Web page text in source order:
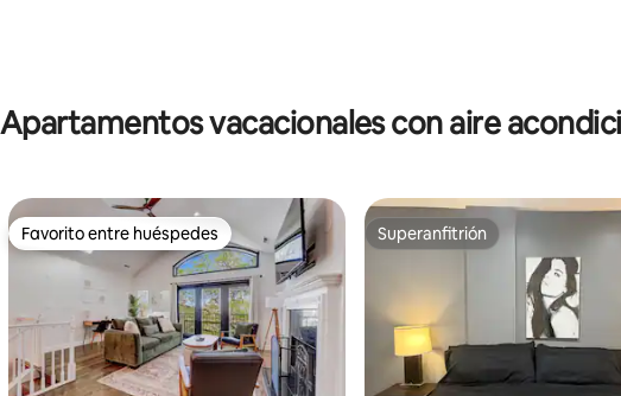
4.91 de 5, 125 reseñas
Apartamentos vacacionales con aire
Favorito entre huéspedes
Favorito entre huéspedes Superanfitrión
Superanfitrión